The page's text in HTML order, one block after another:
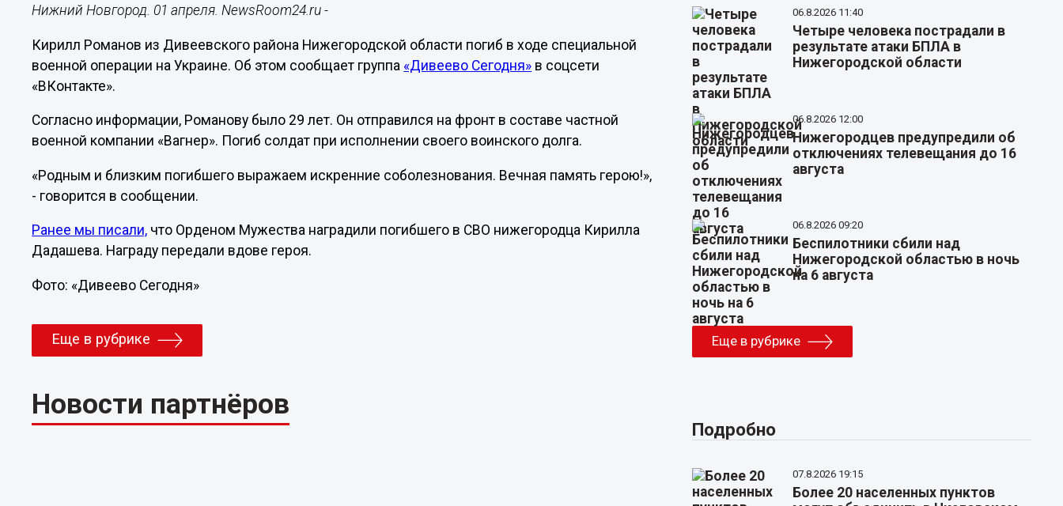
Нижний Новгород. 01 апреля. NewsRoom24.ru -
Кирилл Романов из Дивеевского района Нижегородской области погиб в ходе специальной
военной операции на Украине. Об этом сообщает группа «Дивеево Сегодня» в соцсети
«ВКонтакте».
Согласно информации, Романову было 29 лет. Он отправился на фронт в составе частной
военной компании «Вагнер». Погиб солдат при исполнении своего воинского долга.
«Родным и близким погибшего выражаем искренние соболезнования. Вечная память герою!»,
- говорится в сообщении.
Ранее мы писали, что Орденом Мужества наградили погибшего в СВО нижегородца Кирилла
Дадашева. Награду передали вдове героя.
Фото: «Дивеево Сегодня»
Еще в рубрике
Новости партнёров
06.8.2026 11:40
Четыре человека пострадали в
результате атаки БПЛА в
Нижегородской области
06.8.2026 12:00
Нижегородцев предупредили об
отключениях телевещания до 16
августа
06.8.2026 09:20
Беспилотники сбили над
Нижегородской областью в ночь
на 6 августа
Еще в рубрике
Подробно
07.8.2026 19:15
Более 20 населенных пунктов